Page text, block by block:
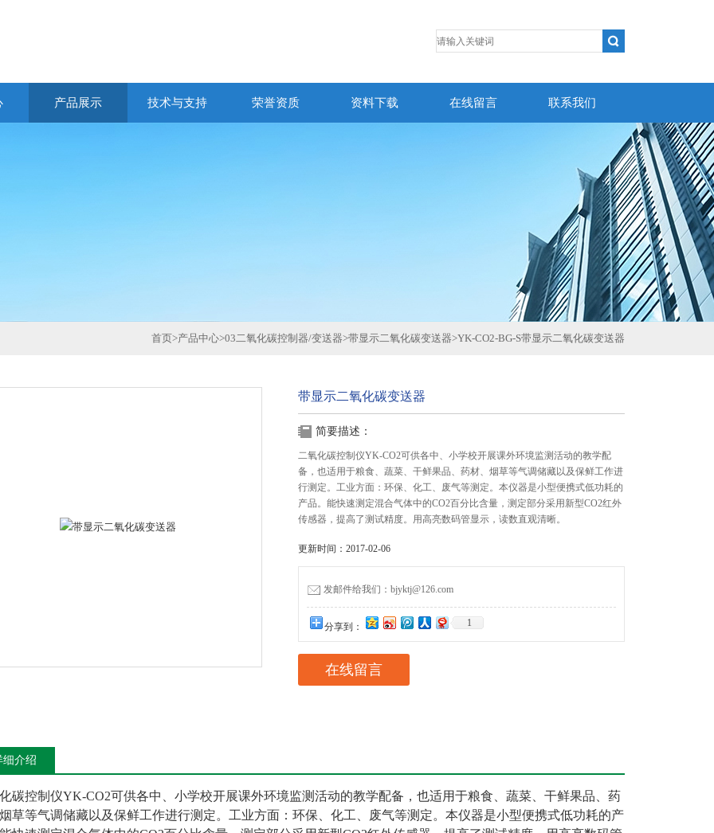
产品展示 技术与支持 荣誉资质 资料下载 在线留言 联系我们
首页>产品中心>03二氧化碳控制器/变送器>带显示二氧化碳变送器>YK-CO2-BG-S带显示二氧化碳变送器
带显示二氧化碳变送器
简要描述：
二氧化碳控制仪YK-CO2可供各中、小学校开展课外环境监测活动的教学配
备，也适用于粮食、蔬菜、干鲜果品、药材、烟草等气调储藏以及保鲜工作进
行测定。工业方面：环保、化工、废气等测定。本仪器是小型便携式低功耗的
产品。能快速测定混合气体中的CO2百分比含量，测定部分采用新型CO2红外
传感器，提高了测试精度。用高亮数码管显示，读数直观清晰。
更新时间：2017-02-06
发邮件给我们：bjyktj@126.com
分享到： 1
在线留言
细介绍
碳控制仪YK-CO2可供各中、小学校开展课外环境监测活动的教学配备，也适用于粮食、蔬菜、干鲜果品、药
草等气调储藏以及保鲜工作进行测定。工业方面：环保、化工、废气等测定。本仪器是小型便携式低功耗的产